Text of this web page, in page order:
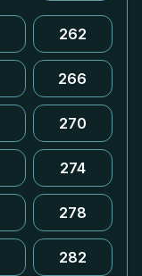
262
266
270
274
278
282